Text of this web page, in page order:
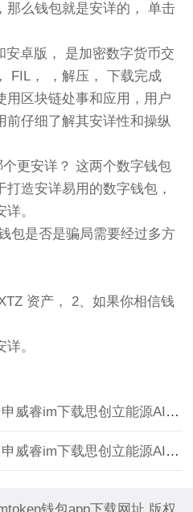
那么钱包就是安详的， 单击
安卓版， 是加密数字货币交
FIL， ，解压， 下载完成
用区块链处事和应用，用户
前仔细了解其安详性和操纵
更安详？ 这两个数字钱包
造安详易用的数字钱包，
。
包是否是骗局需要经过多方
资产， 2、如果你相信钱
。
im下载思创立能源AI智能体应用实
im下载思创立能源AI智能体应用实